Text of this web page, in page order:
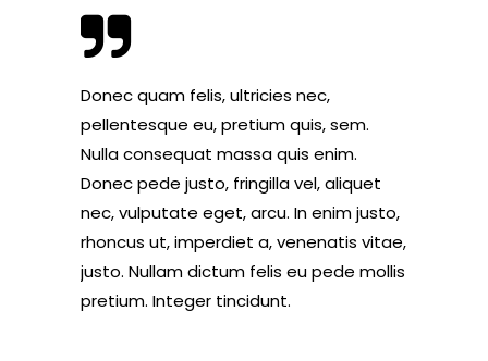
Donec quam felis, ultricies nec,
pellentesque eu, pretium quis, sem.
Nulla consequat massa quis enim.
Donec pede justo, fringilla vel, aliquet
nec, vulputate eget, arcu. In enim justo,
rhoncus ut, imperdiet a, venenatis vitae,
justo. Nullam dictum felis eu pede mollis
pretium. Integer tincidunt.